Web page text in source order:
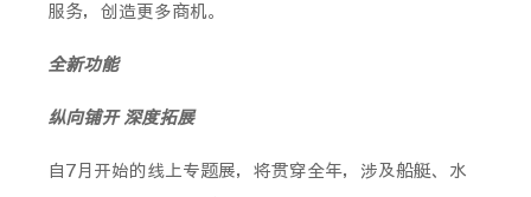
服务，创造更多商机。
全新功能
纵向铺开 深度拓展
自7月开始的线上专题展，将贯穿全年，涉及船艇、水